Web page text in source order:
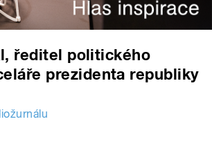
ředitel politického
prezidenta republiky